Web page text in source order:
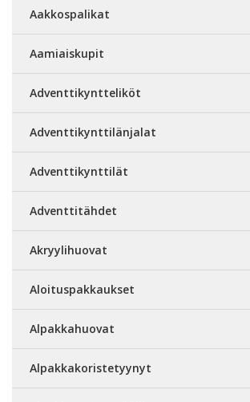
Aakkospalikat
Aamiaiskupit
Adventtikyntteliköt
Adventtikynttilänjalat
Adventtikynttilät
Adventtitähdet
Akryylihuovat
Aloituspakkaukset
Alpakkahuovat
Alpakkakoristetyynyt